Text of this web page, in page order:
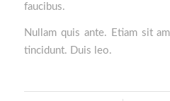
faucibus.
Nullam quis ante. Etiam sit
tincidunt. Duis leo.